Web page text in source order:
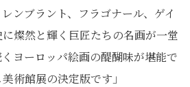
ンブラント、フラゴナール、ゲイ
燦然と輝く巨匠たちの名画が一堂
ヨーロッパ絵画の醍醐味が堪能で
術館展の決定版です」